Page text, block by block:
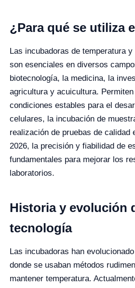
¿Para qué se utiliza
Las incubadoras de temperatura
son esenciales en diversos
biotecnología, la medicina, la
agricultura y acuicultura.
condiciones estables para el
celulares, la incubación de
realización de pruebas de calidad
2026, la precisión y fiabilidad de
fundamentales para mejorar los
laboratorios.
Historia y evolución
tecnología
Las incubadoras han
donde se usaban métodos
mantener temperatura.